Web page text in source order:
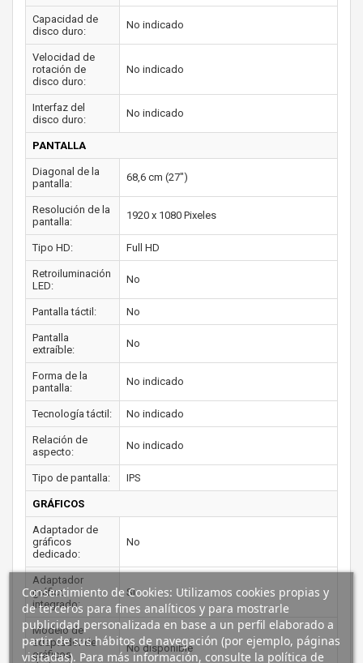
Capacidad de
disco duro:
No indicado
Velocidad de
rotación de
disco duro:
No indicado
Interfaz del
disco duro:
No indicado
PANTALLA
Diagonal de la
pantalla:
68,6 cm (27")
Resolución de la
pantalla:
1920 x 1080 Pixeles
Tipo HD: Full HD
Retroiluminación
LED:
No
Pantalla táctil: No
Pantalla
extraíble:
No
Forma de la
pantalla:
No indicado
Tecnología táctil: No indicado
Relación de
aspecto:
No indicado
Tipo de pantalla: IPS
GRÁFICOS
Adaptador de
gráficos
dedicado:
No
Adaptador
gráfico
integrado:
Si
Modelo de
adaptador de
gráficos
No disponible
Consentimiento de Cookies: Utilizamos cookies propias y
de terceros para fines analíticos y para mostrarle
publicidad personalizada en base a un perfil elaborado a
partir de sus hábitos de navegación (por ejemplo, páginas
visitadas). Para más información, consulte la política de